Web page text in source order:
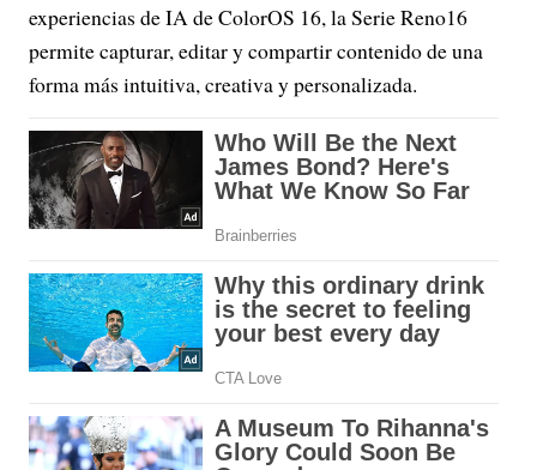
experiencias de IA de ColorOS 16, la Serie Reno16
permite capturar, editar y compartir contenido de una
forma más intuitiva, creativa y personalizada.